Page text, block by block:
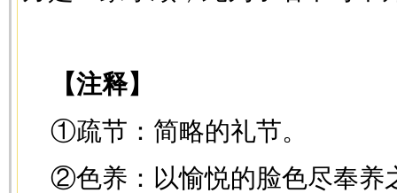
【注释】
①疏节：简略的礼节。
②色养：以愉悦的脸色尽奉养